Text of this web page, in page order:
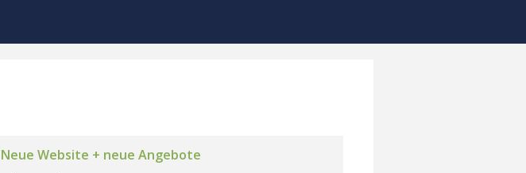
Neue Website + neue Angebote